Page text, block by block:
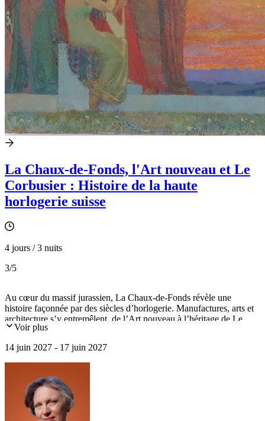
La Chaux-de-Fonds, l'Art nouveau et Le
Corbusier : Histoire de la haute
horlogerie suisse
4 jours / 3 nuits
3/5
Au cœur du massif jurassien, La Chaux-de-Fonds révèle une
histoire façonnée par des siècles d’horlogerie. Manufactures, arts et
architecture s’y entremêlent, de l’Art nouveau à l’héritage de Le
Corbusier. Entre savoir-faire d’exception, incarné notamment par la
propose une immersion singulière au cœur du temps et de la
création.
Voir plus
14 juin 2027 - 17 juin 2027